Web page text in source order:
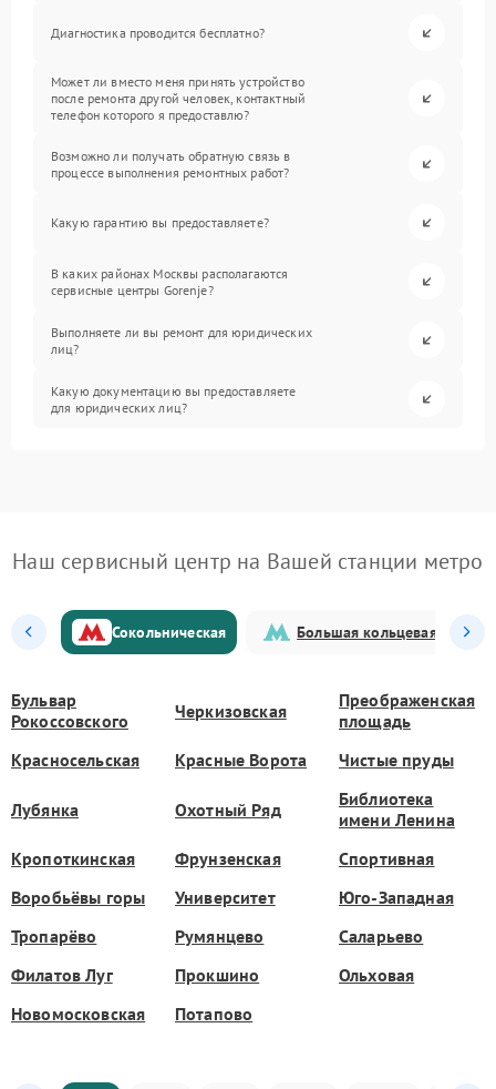
Диагностика проводится бесплатно?
Может ли вместо меня принять устройство
после ремонта другой человек, контактный
телефон которого я предоставлю?
Возможно ли получать обратную связь в
процессе выполнения ремонтных работ?
Какую гарантию вы предоставляете?
В каких районах Москвы располагаются
сервисные центры Gorenje?
Выполняете ли вы ремонт для юридических
лиц?
Какую документацию вы предоставляете
для юридических лиц?
Наш сервисный центр на Вашей станции метро
Сокольническая Большая кольцевая
Бульвар
Рокоссовского
Черкизовская
Преображенская
площадь
Красносельская
Красные Ворота Чистые пруды
Лубянка Охотный Ряд
Библиотека
имени Ленина
Кропоткинская
Фрунзенская
Спортивная
Воробьёвы горы
Университет
Юго-Западная
Тропарёво
Румянцево
Саларьево
Филатов Луг
Прокшино
Ольховая
Новомосковская
Потапово